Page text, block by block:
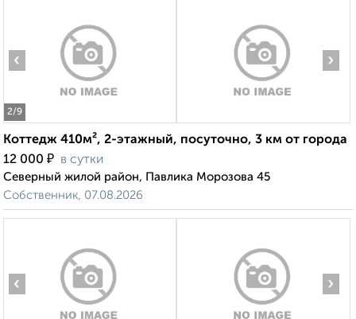
2/9
‹ ›
Коттедж 410м², 2-этажный, посуточно, 3 км от города
12 000 ₽ в сутки
Северный жилой район, Павлика Морозова 45
Собственник, 07.08.2026
‹ ›